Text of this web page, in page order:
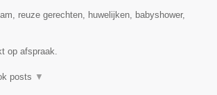
reuze gerechten, huwelijken, babyshower,
op afspraak.
posts ▼